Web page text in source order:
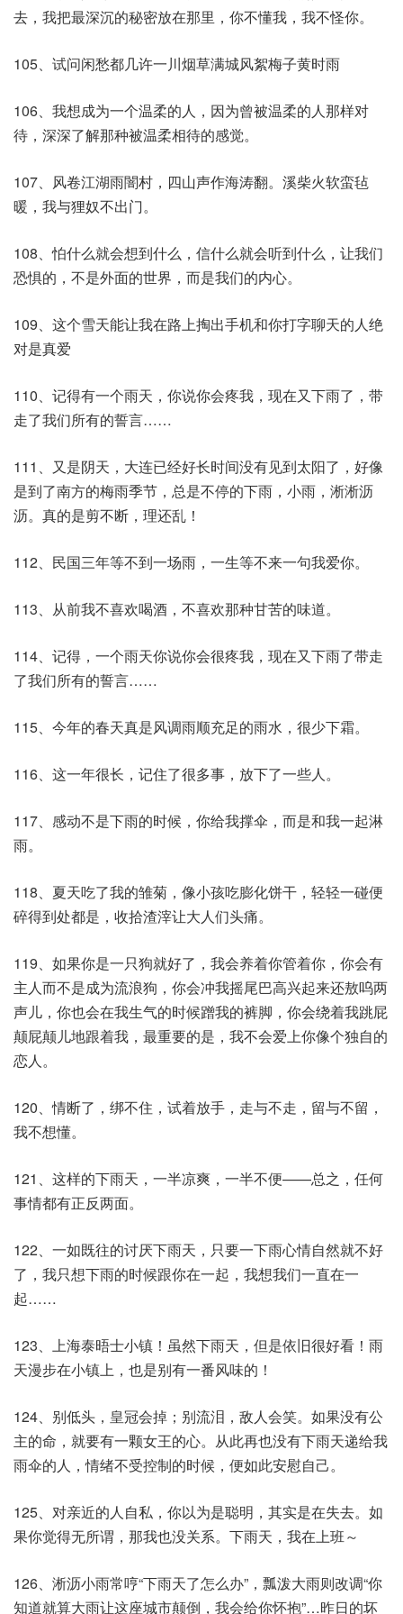
去，我把最深沉的秘密放在那里，你不懂我，我不怪你。
105、试问闲愁都几许一川烟草满城风絮梅子黄时雨
106、我想成为一个温柔的人，因为曾被温柔的人那样对
待，深深了解那种被温柔相待的感觉。
107、风卷江湖雨闇村，四山声作海涛翻。溪柴火软蛮毡
暖，我与狸奴不出门。
108、怕什么就会想到什么，信什么就会听到什么，让我们
恐惧的，不是外面的世界，而是我们的内心。
109、这个雪天能让我在路上掏出手机和你打字聊天的人绝
对是真爱
110、记得有一个雨天，你说你会疼我，现在又下雨了，带
走了我们所有的誓言……
111、又是阴天，大连已经好长时间没有见到太阳了，好像
是到了南方的梅雨季节，总是不停的下雨，小雨，淅淅沥
沥。真的是剪不断，理还乱！
112、民国三年等不到一场雨，一生等不来一句我爱你。
113、从前我不喜欢喝酒，不喜欢那种甘苦的味道。
114、记得，一个雨天你说你会很疼我，现在又下雨了带走
了我们所有的誓言……
115、今年的春天真是风调雨顺充足的雨水，很少下霜。
116、这一年很长，记住了很多事，放下了一些人。
117、感动不是下雨的时候，你给我撑伞，而是和我一起淋
雨。
118、夏天吃了我的雏菊，像小孩吃膨化饼干，轻轻一碰便
碎得到处都是，收拾渣滓让大人们头痛。
119、如果你是一只狗就好了，我会养着你管着你，你会有
主人而不是成为流浪狗，你会冲我摇尾巴高兴起来还敖呜两
声儿，你也会在我生气的时候蹭我的裤脚，你会绕着我跳屁
颠屁颠儿地跟着我，最重要的是，我不会爱上你像个独自的
恋人。
120、情断了，绑不住，试着放手，走与不走，留与不留，
我不想懂。
121、这样的下雨天，一半凉爽，一半不便——总之，任何
事情都有正反两面。
122、一如既往的讨厌下雨天，只要一下雨心情自然就不好
了，我只想下雨的时候跟你在一起，我想我们一直在一
起……
123、上海泰晤士小镇！虽然下雨天，但是依旧很好看！雨
天漫步在小镇上，也是别有一番风味的！
124、别低头，皇冠会掉；别流泪，敌人会笑。如果没有公
主的命，就要有一颗女王的心。从此再也没有下雨天递给我
雨伞的人，情绪不受控制的时候，便如此安慰自己。
125、对亲近的人自私，你以为是聪明，其实是在失去。如
果你觉得无所谓，那我也没关系。下雨天，我在上班～
126、淅沥小雨常哼“下雨天了怎么办”，瓢泼大雨则改调“你
知道就算大雨让这座城市颠倒，我会给你怀抱”…昨日的坏